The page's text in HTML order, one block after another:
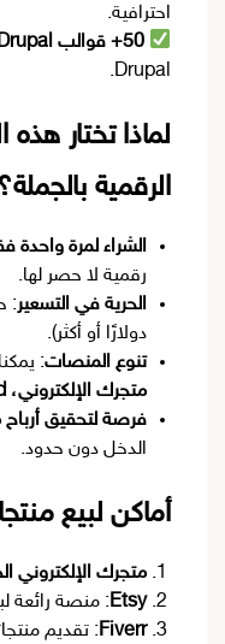
احترافية.
50+ قوالب Drupal
Drupal.
لماذا تختار
الرقمية بالجملة؟
الشراء لمرة واحدة
رقمية لا حصر لها.
الحرية في التسعير
دولارًا أو أكثر).
تنوع المنصات:
متجرك الإلكتروني، Etsy، Fiverr، Gumroad
فرصة لتحقيق
الدخل دون حدود.
أماكن لبيع
متجرك الإلكتروني
Etsy: منصة رائعة
Fiverr: تقديم